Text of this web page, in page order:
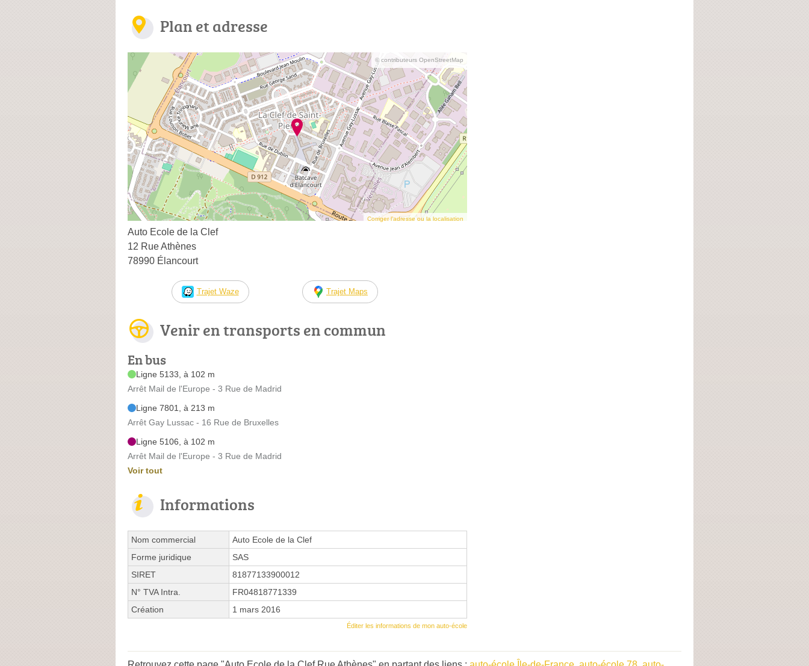
Plan et adresse
© contributeurs OpenStreetMap
Corriger l’adresse ou la localisation
Auto Ecole de la Clef
12 Rue Athènes
78990 Élancourt
Trajet Waze Trajet Maps
Venir en transports en commun
En bus
Ligne 5133, à 102 m
Arrêt Mail de l'Europe - 3 Rue de Madrid
Ligne 7801, à 213 m
Arrêt Gay Lussac - 16 Rue de Bruxelles
Ligne 5106, à 102 m
Arrêt Mail de l'Europe - 3 Rue de Madrid
Voir tout
Informations
Nom commercial
Auto Ecole de la Clef
Forme juridique
SAS
SIRET
81877133900012
N° TVA Intra.
FR04818771339
Création
1 mars 2016
Éditer les informations de mon auto-école